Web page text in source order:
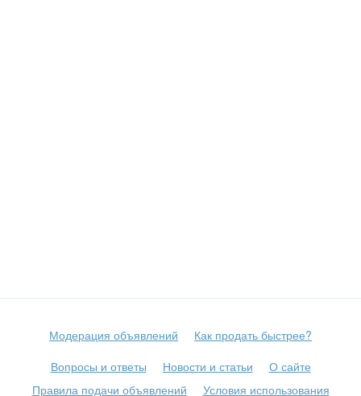
Модерация объявлений
Как продать быстрее?
Вопросы и ответы
Новости и статьи
О сайте
Правила подачи объявлений
Условия использования